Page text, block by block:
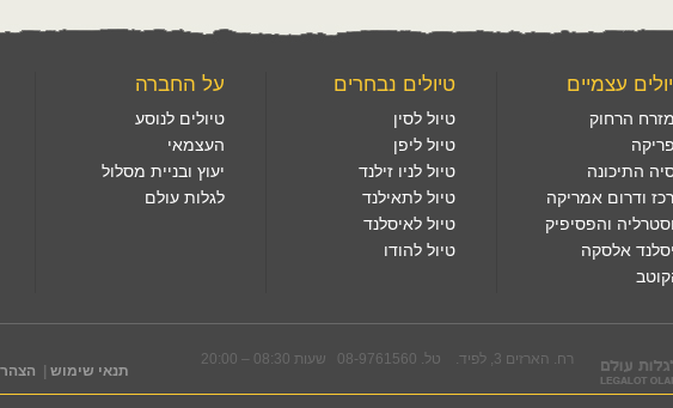
על החברה
טיולים לנוסע
העצמאי
יעוץ ובניית מסלול
לגלות עולם
טיולים נבחרים
טיול לסין
טיול ליפן
טיול לניו זילנד
טיול לתאילנד
טיול לאיסלנד
טיול להודו
עצמיים
הרחוק
התיכונה
ודרום אמריקה
והפסיפיק
אלסקה
תנאי שימוש
רח. הארזים 3, לפיד. טל. 08-9761560 שעות 08:30 – 20:00